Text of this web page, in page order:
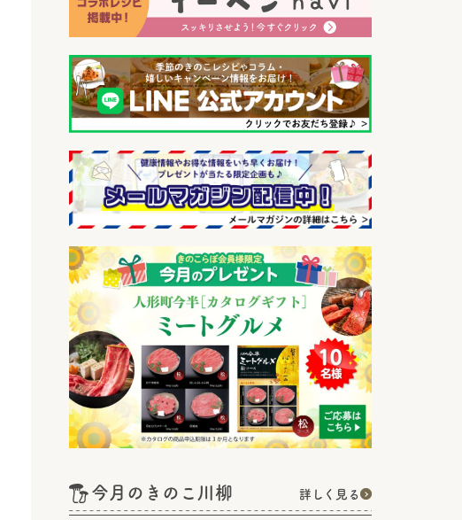
今月のきのこ川柳 詳しく見る